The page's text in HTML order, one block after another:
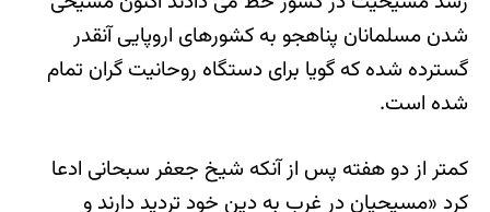
شدن مسلمانان پناهجو به کشورهای اروپایی آنقدر
گسترده شده که گویا برای دستگاه ‌روحانیت گران تمام
شده است.
کمتر از دو هفته پس از آنکه شیخ جعفر سبحانی ادعا
کرد «مسیحیان در غرب به دین خود تردید دارند و